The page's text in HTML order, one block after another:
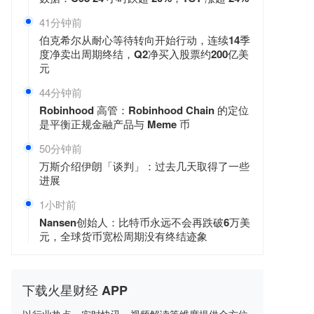
41分钟前
伯克希尔从耐心等待转向开始行动，连续14季
度净卖出周期终结，Q2净买入股票约200亿美
元
44分钟前
Robinhood 高管：Robinhood Chain 的定位
是平衡正规金融产品与 Meme 币
50分钟前
万斯介绍伊朗「谈判」：过去几天取得了一些
进展
1小时前
Nansen创始人：比特币永远不会再跌破6万美
元，全球货币宽松周期没有终结迹象
下载火星财经 APP